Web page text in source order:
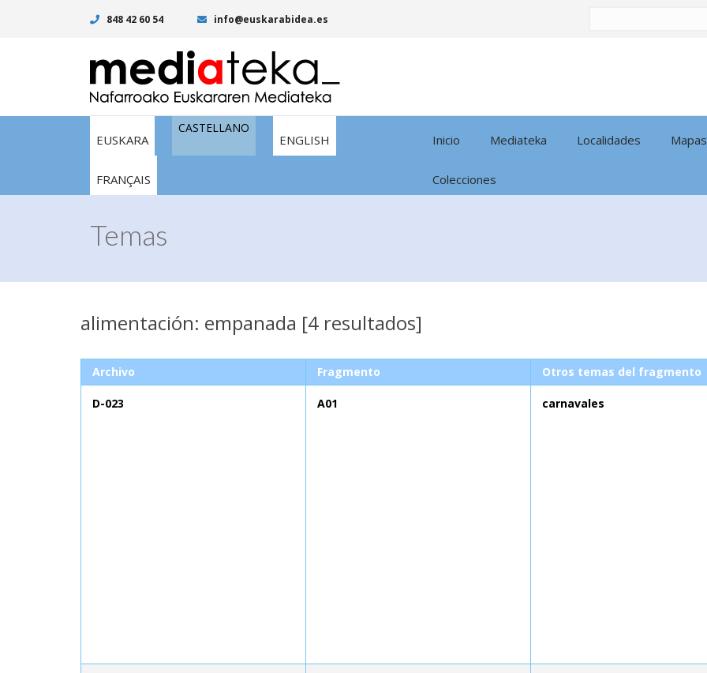
848 42 60 54 info@euskarabidea.es
EUSKARA
CASTELLANO
ENGLISH
FRANÇAIS
Inicio Mediateka Localidades Mapas
Colecciones
Temas
alimentación: empanada [4 resultados]
Archivo Fragmento Otros temas del fragmento
D-023 A01 carnavales